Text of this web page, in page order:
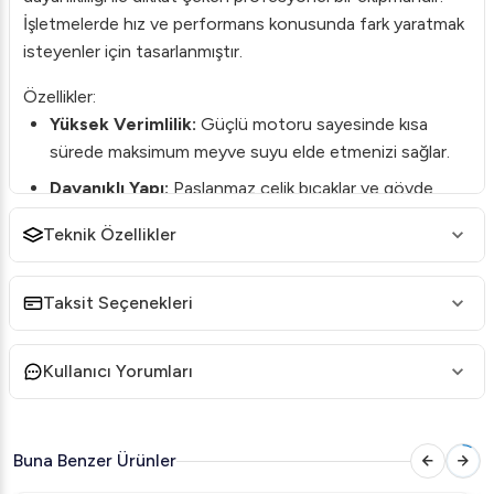
İşletmelerde hız ve performans konusunda fark yaratmak
isteyenler için tasarlanmıştır.
Özellikler:
Yüksek Verimlilik: Güçlü motoru sayesinde kısa
sürede maksimum meyve suyu elde etmenizi sağlar.
Dayanıklı Yapı:Paslanmaz çelik bıçaklar ve gövde
sayesinde uzun ömürlüdür.
ve temizlenebilir.
Geniş Besleme Ağzı:
sebzeleri kesmeden sıkabilme imkanı.
ticari mutfaklar için ideal bir çözümdür. Müşterilerinize
taze ve doğal meyve suyu sunarak işletmenizin kalitesini
Teknik Özellikler
Taksit Seçenekleri
Kullanıcı Yorumları
Buna Benzer Ürünler